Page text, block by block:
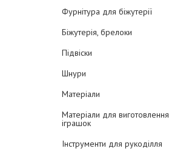
Фурнітура для біжутерії
Біжутерія, брелоки
Підвіски
Шнури
Матеріали
Матеріали для виготовлення
іграшок
Інструменти для рукоділля